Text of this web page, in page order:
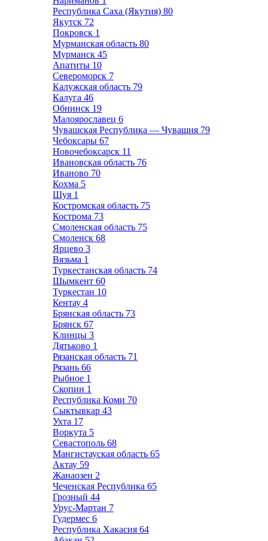
Республика Саха (Якутия) 80
Якутск 72
Покровск 1
Мурманская область 80
Мурманск 45
Апатиты 10
Североморск 7
Калужская область 79
Калуга 46
Обнинск 19
Малоярославец 6
Чувашская Республика — Чувашия 79
Чебоксары 67
Новочебоксарск 11
Ивановская область 76
Иваново 70
Кохма 5
Шуя 1
Костромская область 75
Кострома 73
Смоленская область 75
Смоленск 68
Ярцево 3
Вязьма 1
Туркестанская область 74
Шымкент 60
Туркестан 10
Кентау 4
Брянская область 73
Брянск 67
Клинцы 3
Дятьково 1
Рязанская область 71
Рязань 66
Рыбное 1
Скопин 1
Республика Коми 70
Сыктывкар 43
Ухта 17
Воркута 5
Севастополь 68
Мангистауская область 65
Актау 59
Жанаозен 2
Чеченская Республика 65
Грозный 44
Урус-Мартан 7
Гудермес 6
Республика Хакасия 64